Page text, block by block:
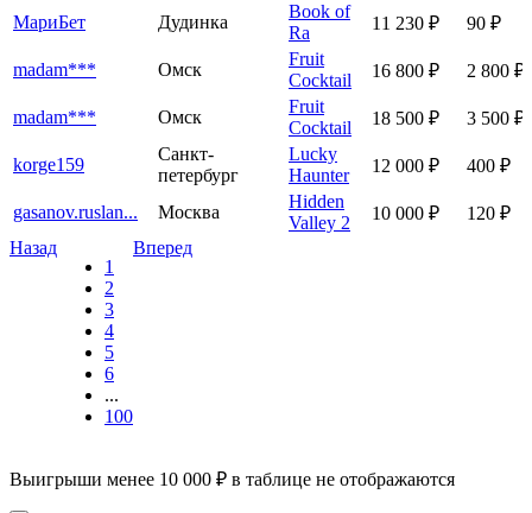
МариБет Дудинка
Book of
Ra
11 230 ₽ 90 ₽
madam*** Омск
Fruit
Cocktail
16 800 ₽ 2 800 ₽
madam*** Омск
Fruit
Cocktail
18 500 ₽ 3 500 ₽
korge159
Санкт-
петербург
Lucky
Haunter
12 000 ₽ 400 ₽
gasanov.ruslan... Москва
Hidden
Valley 2
10 000 ₽
120 ₽
Назад
1
2
3
4
5
6
...
100
Вперед
Выигрыши менее 10 000 ₽ в таблице не отображаются